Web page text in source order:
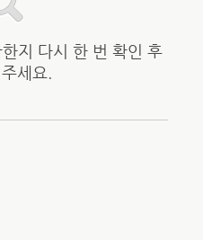
지 다시 한 번 확인 후
세요.